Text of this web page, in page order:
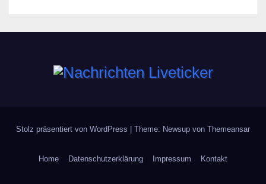
Stolz präsentiert von WordPress Theme: Newsup von Themeansar
Home Datenschutzerklärung Impressum Kontakt